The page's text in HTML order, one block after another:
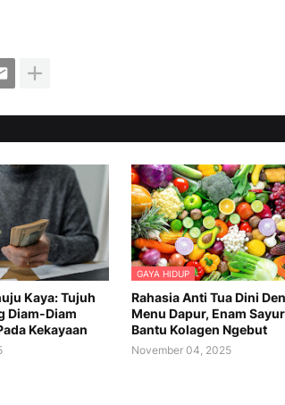
Kaya: Tujuh
Diam-Diam
Kekayaan
GAYA HIDUP
Rahasia Anti Tua Dini
Menu Dapur, Enam
Bantu Kolagen Ngebut
November 04, 2025